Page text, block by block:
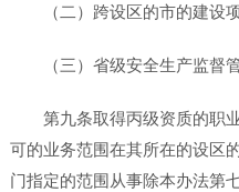
（二）跨设区的市的建设
（三）省级安全生产监督
第九条取得丙级资质的职
可的业务范围在其所在的设区
门指定的范围从事除本办法第